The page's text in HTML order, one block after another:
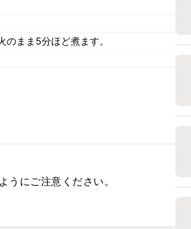
まま5分ほど煮ます。
うにご注意ください。